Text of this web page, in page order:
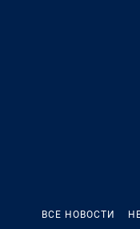
ВСЕ НОВОСТИ